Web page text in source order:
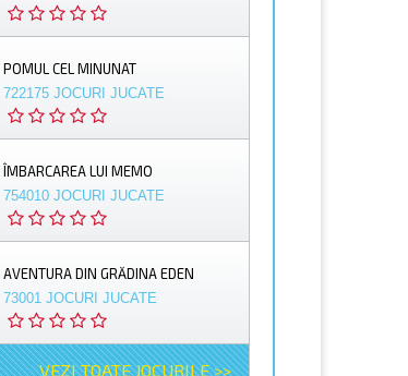
POMUL CEL MINUNAT
722175 JOCURI JUCATE
ÎMBARCAREA LUI MEMO
754010 JOCURI JUCATE
AVENTURA DIN GRĂDINA EDEN
73001 JOCURI JUCATE
VEZI TOATE JOCURILE >>